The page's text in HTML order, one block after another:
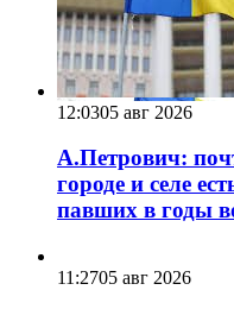
12:0305 авг 2026
А.Петрович:
городе и селе
павших в годы
11:2705 авг 2026